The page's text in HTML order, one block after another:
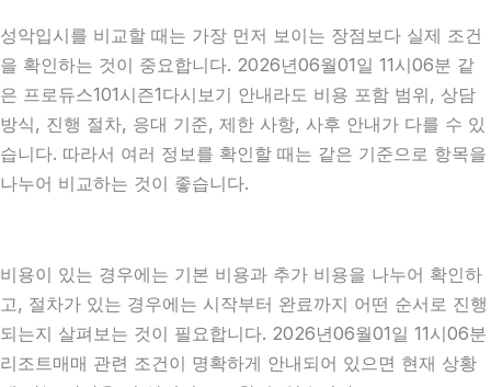
성악입시를 비교할 때는 가장 먼저 보이는 장점보다 실제 조건
을 확인하는 것이 중요합니다. 2026년06월01일 11시06분 같
은 프로듀스101시즌1다시보기 안내라도 비용 포함 범위, 상담
방식, 진행 절차, 응대 기준, 제한 사항, 사후 안내가 다를 수 있
습니다. 따라서 여러 정보를 확인할 때는 같은 기준으로 항목을
나누어 비교하는 것이 좋습니다.
비용이 있는 경우에는 기본 비용과 추가 비용을 나누어 확인하
고, 절차가 있는 경우에는 시작부터 완료까지 어떤 순서로 진행
되는지 살펴보는 것이 필요합니다. 2026년06월01일 11시06분
리조트매매 관련 조건이 명확하게 안내되어 있으면 현재 상황